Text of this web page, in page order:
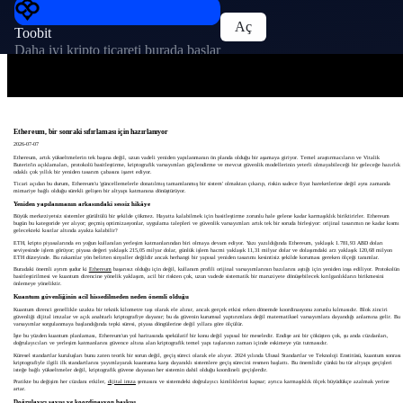
Toobit
Daha iyi kripto ticareti burada başlar
Aç
Ethereum, bir sonraki sıfırlaması için hazırlanıyor
2026-07-07
Ethereum, artık yükseltmelerin tek başına değil, uzun vadeli yeniden yapılanmanın ön planda olduğu bir aşamaya giriyor. Temel araştırmacıların ve Vitalik
Buterin'in açıklamaları, protokolü basitleştirme, kriptografik varsayımları güçlendirme ve mevcut güvenlik modellerinin yeterli olmayabileceği bir geleceğe hazırlık
odaklı çok yıllık bir yeniden tasarım çabasını işaret ediyor.
Ticari açıdan bu durum, Ethereum'u 'güncellemelerle donatılmış tamamlanmış bir sistem' olmaktan çıkarıp, riskin sadece fiyat hareketlerine değil aynı zamanda
mimariye bağlı olduğu sürekli gelişen bir altyapı katmanına dönüştürüyor.
Yeniden yapılanmanın arkasındaki sessiz hikâye
Büyük merkeziyetsiz sistemler gürültülü bir şekilde çökmez. Hayatta kalabilmek için basitleştirme zorunlu hale gelene kadar karmaşıklık biriktirirler. Ethereum
bugün bu kategoride yer alıyor; geçmiş optimizasyonlar, uygulama talepleri ve güvenlik varsayımları artık tek bir soruda birleşiyor: orijinal tasarımın ne kadar kısmı
gelecekteki kısıtlar altında ayakta kalabilir?
ETH, kripto piyasalarında en yoğun kullanılan yerleşim katmanlarından biri olmaya devam ediyor. Yazı yazıldığında Ethereum, yaklaşık 1.781,93 ABD doları
seviyesinde işlem görüyor; piyasa değeri yaklaşık 215,05 milyar dolar, günlük işlem hacmi yaklaşık 11,31 milyar dolar ve dolaşımdaki arz yaklaşık 120,68 milyon
ETH düzeyinde. Bu rakamlar yön belirten sinyaller değildir ancak herhangi bir yapısal yeniden tasarımı kesintisiz şekilde koruması gereken ölçeği tanımlar.
Buradaki önemli ayrım şudur ki Ethereumbaşarısız olduğu için değil, kullanım profili orijinal varsayımlarının bazılarını aştığı için yeniden inşa ediliyor. Protokolün
basitleştirilmesi ve kuantum direncine yönelik yaklaşım, acil bir riskten çok, uzun vadede sistematik bir maruziyete dönüşebilecek kırılganlıkların birikmesini
önlemeye yöneliktir.
Kuantum güvenliğinin acil hissedilmeden neden önemli olduğu
Kuantum direnci genellikle uzakta bir teknik kilometre taşı olarak ele alınır, ancak gerçek etkisi erken dönemde koordinasyonu zorunlu kılmasıdır. Blok zinciri
güvenliği dijital imzalar ve açık anahtarlı kriptografiye dayanır; bu da güvenin kurumsal yaptırımlara değil matematiksel varsayımlara dayandığı anlamına gelir. Bu
varsayımlar sorgulanmaya başlandığında tepki süresi, piyasa döngülerine değil yıllara göre ölçülür.
İşte bu yüzden kuantum planlaması, Ethereum'un yol haritasında spekülatif bir konu değil yapısal bir meseledir. Endişe ani bir çöküşten çok, şu anda cüzdanları,
doğrulayıcıları ve yerleşim katmanlarını güvence altına alan kriptografik temel yapı taşlarının zaman içinde eskimeye yüz tutmasıdır.
Küresel standartlar kuruluşları bunu zaten teorik bir sorun değil, geçiş süreci olarak ele alıyor. 2024 yılında Ulusal Standartlar ve Teknoloji Enstitüsü, kuantum sonrası
kriptografiyle ilgili ilk standartlarını yayımlayarak kuantuma karşı dayanıklı sistemlere geçiş sürecini resmen başlattı. Bu önemlidir çünkü bu tür altyapı geçişleri
isteğe bağlı yükseltmeler değil, kriptografik güvene dayanan her sistemin dahil olduğu koordineli geçişlerdir.
Pratikte bu değişim her cüzdanı etkiler, dijital imzaşemasını ve sistemdeki doğrulayıcı kimliklerini kapsar; ayrıca karmaşıklık ölçek büyüdükçe azalmak yerine
artar.
Doğrulayıcı sayısı ve koordinasyon baskısı